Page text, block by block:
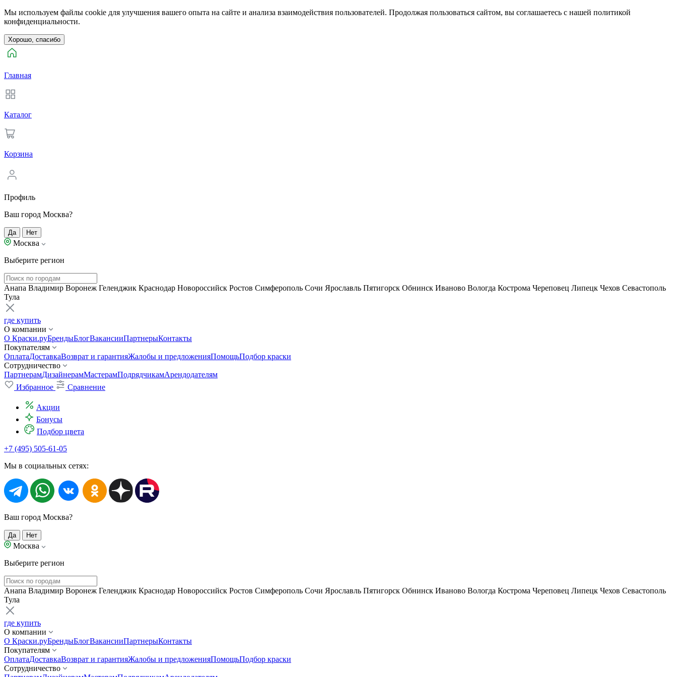
Мы используем файлы cookie для улучшения вашего опыта на сайте и анализа взаимодействия пользователей. Продолжая пользоваться сайтом, вы соглашаетесь с нашей политикой
конфиденциальности.
Хорошо, спасибо
Главная
Каталог
Корзина
Профиль
Ваш город Москва?
Да Нет
Москва
Выберите регион
Анапа Владимир Воронеж Геленджик Краснодар Новороссийск Ростов Симферополь Сочи Ярославль Пятигорск Обнинск Иваново Вологда Кострома Череповец Липецк Чехов Севастополь
Тула
где купить
О компании
О Краски.руБрендыБлогВакансииПартнерыКонтакты
Покупателям
ОплатаДоставкаВозврат и гарантияЖалобы и предложенияПомощьПодбор краски
Сотрудничество
ПартнерамДизайнерамМастерамПодрядчикамАрендодателям
Избранное
Сравнение
Акции
Бонусы
Подбор цвета
+7 (495) 505-61-05
Мы в социальных сетях:
Ваш город Москва?
Да Нет
Москва
Выберите регион
Анапа Владимир Воронеж Геленджик Краснодар Новороссийск Ростов Симферополь Сочи Ярославль Пятигорск Обнинск Иваново Вологда Кострома Череповец Липецк Чехов Севастополь
Тула
где купить
О компании
О Краски.руБрендыБлогВакансииПартнерыКонтакты
Покупателям
ОплатаДоставкаВозврат и гарантияЖалобы и предложенияПомощьПодбор краски
Сотрудничество